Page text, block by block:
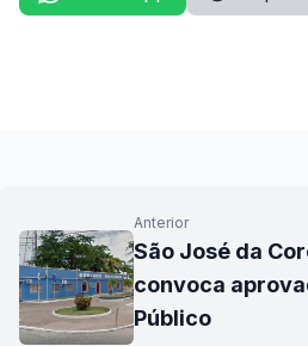
Anterior
São José da
convoca
Público